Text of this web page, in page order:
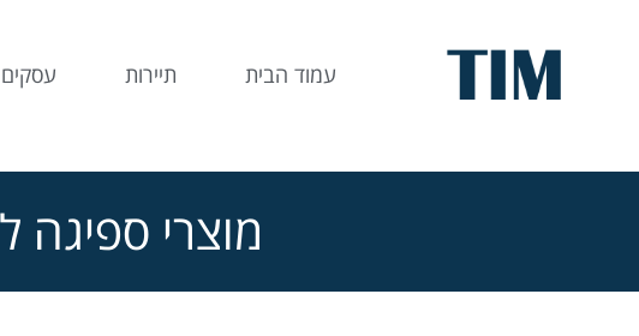
עמוד הבית תיירות עסקים
מוצרי ספיגה